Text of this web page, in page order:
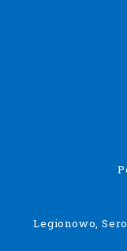
Legionowo,